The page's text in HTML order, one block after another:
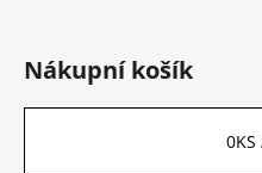
Nákupní košík
0KS